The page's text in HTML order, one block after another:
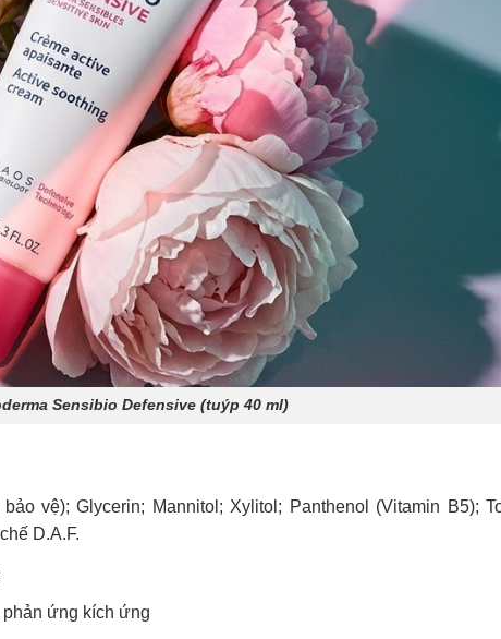
Sensibio Defensive (tuýp 40 ml)
vệ); Glycerin; Mannitol; Xylitol; Panthenol (Vitamin B5);
D.A.F.
ứng kích ứng